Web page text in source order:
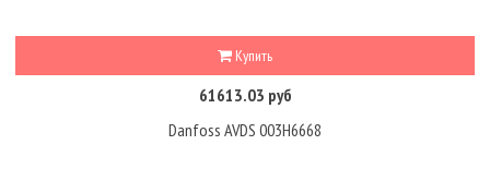
Купить
61613.03 руб
Danfoss AVDS 003H6668